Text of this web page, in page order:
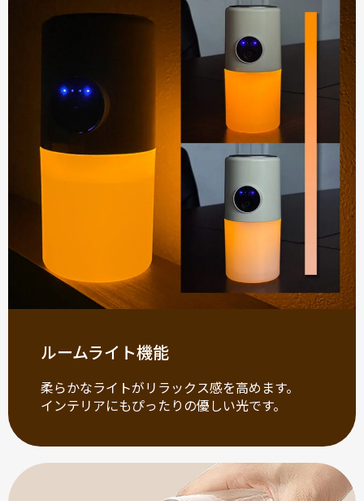
ルームライト機能
柔らかなライトがリラックス感を高めます。
インテリアにもぴったりの優しい光です。